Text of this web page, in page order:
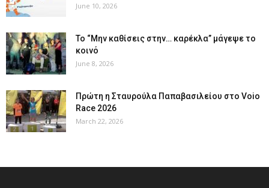
June 10, 2026
Το “Μην καθίσεις στην… καρέκλα” μάγεψε το
κοινό
June 8, 2026
Πρώτη η Σταυρούλα Παπαβασιλείου στο Voio
Race 2026
March 22, 2026